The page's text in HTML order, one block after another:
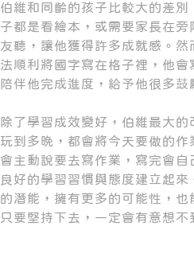
伯維和同齡的孩子比較大的差
子都是看繪本，或需要家長在
友聽，讓他獲得許多成就感。
法順利將國字寫在格子裡，他
陪伴他完成進度，給予他很多鼓
除了學習成效變好，伯維最大
玩到多晚，都會將今天要做的
會主動說要去寫作業，寫完會
良好的學習習慣與態度建立起
的潛能，擁有更多的可能性，
只要堅持下去，一定會有意想不